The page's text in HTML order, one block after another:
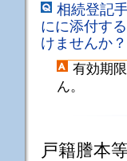
相続登記
にに添付す
けませんか？
有効期
ん。
戸籍謄本